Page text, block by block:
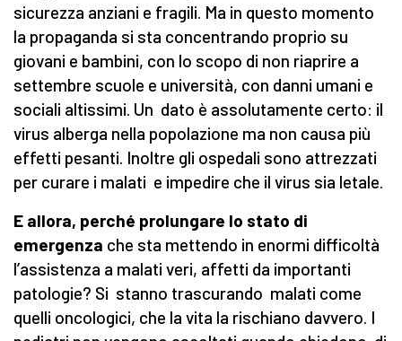
sicurezza anziani e fragili. Ma in questo momento
la propaganda si sta concentrando proprio su
giovani e bambini, con lo scopo di non riaprire a
settembre scuole e università, con danni umani e
sociali altissimi. Un dato è assolutamente certo: il
virus alberga nella popolazione ma non causa più
effetti pesanti. Inoltre gli ospedali sono attrezzati
per curare i malati e impedire che il virus sia letale.
E allora, perché prolungare lo stato di
emergenza che sta mettendo in enormi difficoltà
l’assistenza a malati veri, affetti da importanti
patologie? Si stanno trascurando malati come
quelli oncologici, che la vita la rischiano davvero. I